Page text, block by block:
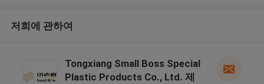
저희에 관하여
Tongxiang Small Boss Special
Plastic Products Co., Ltd. 제